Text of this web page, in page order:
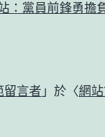
：黨員前鋒勇擔
留言者 」於〈網